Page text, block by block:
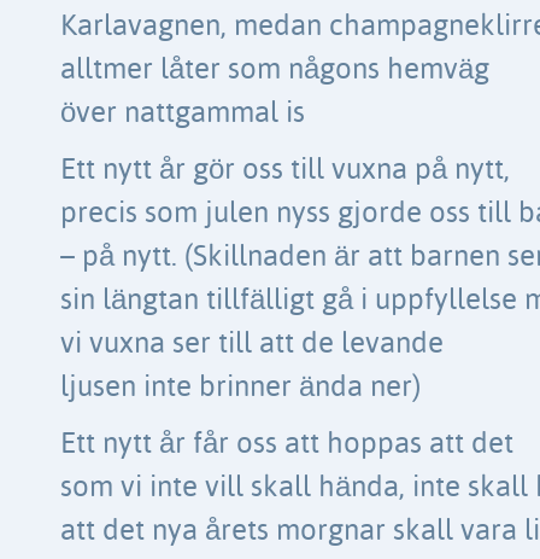
Karlavagnen, medan
alltmer låter som någons hemväg
över nattgammal is
Ett nytt år gör oss till vuxna på nytt,
precis som julen nyss gjorde oss till
– på nytt. (Skillnaden är att barnen
sin längtan tillfälligt gå i uppfyllelse
vi vuxna ser till att de levande
ljusen inte brinner ända ner)
Ett nytt år får oss att hoppas att det
som vi inte vill skall hända, inte skall
att det nya årets morgnar skall vara